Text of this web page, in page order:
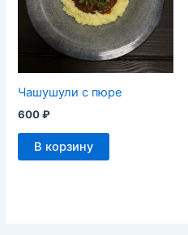
Чашушули с пюре
600₽
В корзину